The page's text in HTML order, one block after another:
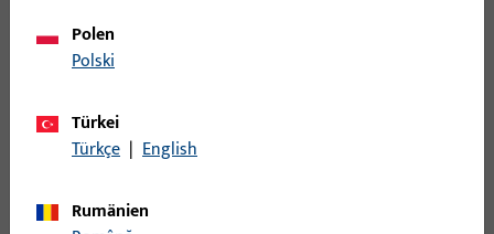
Stulp
Stützbock
Türband
Türbremse - Einzelteil
Polen
Polski
Türkei
Türkçe | English
Rumänien